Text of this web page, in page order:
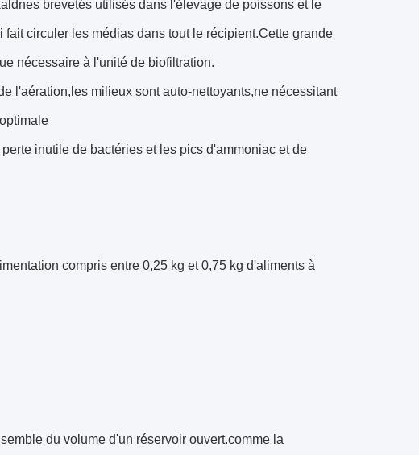
brevetés utilisés dans l'élevage de poissons et le
circuler les médias dans tout le récipient.Cette grande
nécessaire à l'unité de biofiltration.
l'aération,les milieux sont auto-nettoyants,ne nécessitant
inutile de bactéries et les pics d'ammoniac et de
compris entre 0,25 kg et 0,75 kg d'aliments à
du volume d'un réservoir ouvert.comme la